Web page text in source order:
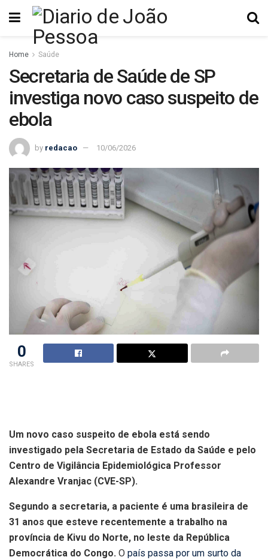
Home Saúde
Secretaria de Saúde de SP
investiga novo caso suspeito de
ebola
by redacao 10/06/2026
0
SHARES
Um novo caso suspeito de ebola está sendo
investigado pela Secretaria de Estado da Saúde e pelo
Centro de Vigilância Epidemiológica Professor
Alexandre Vranjac (CVE-SP).
Segundo a secretaria, a paciente é uma brasileira de
31 anos que esteve recentemente a trabalho na
província de Kivu do Norte, no leste da República
Democrática do Congo. O país passa por um surto da